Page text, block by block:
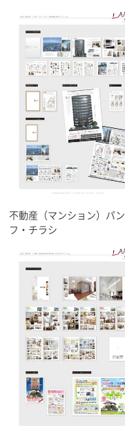
不動産（マンション）パン
フ・チラシ